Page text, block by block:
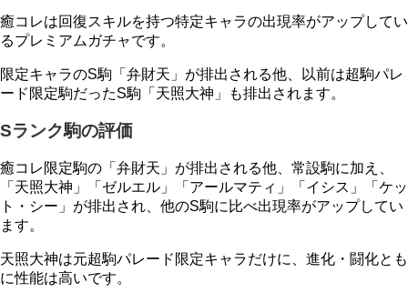
癒コレは回復スキルを持つ特定キャラの出現率がアップしてい
るプレミアムガチャです。
限定キャラのS駒「弁財天」が排出される他、以前は超駒パレ
ード限定駒だったS駒「天照大神」も排出されます。
Sランク駒の評価
癒コレ限定駒の「弁財天」が排出される他、常設駒に加え、
「天照大神」「ゼルエル」「アールマティ」「イシス」「ケッ
ト・シー」が排出され、他のS駒に比べ出現率がアップしてい
ます。
天照大神は元超駒パレード限定キャラだけに、進化・闘化とも
に性能は高いです。